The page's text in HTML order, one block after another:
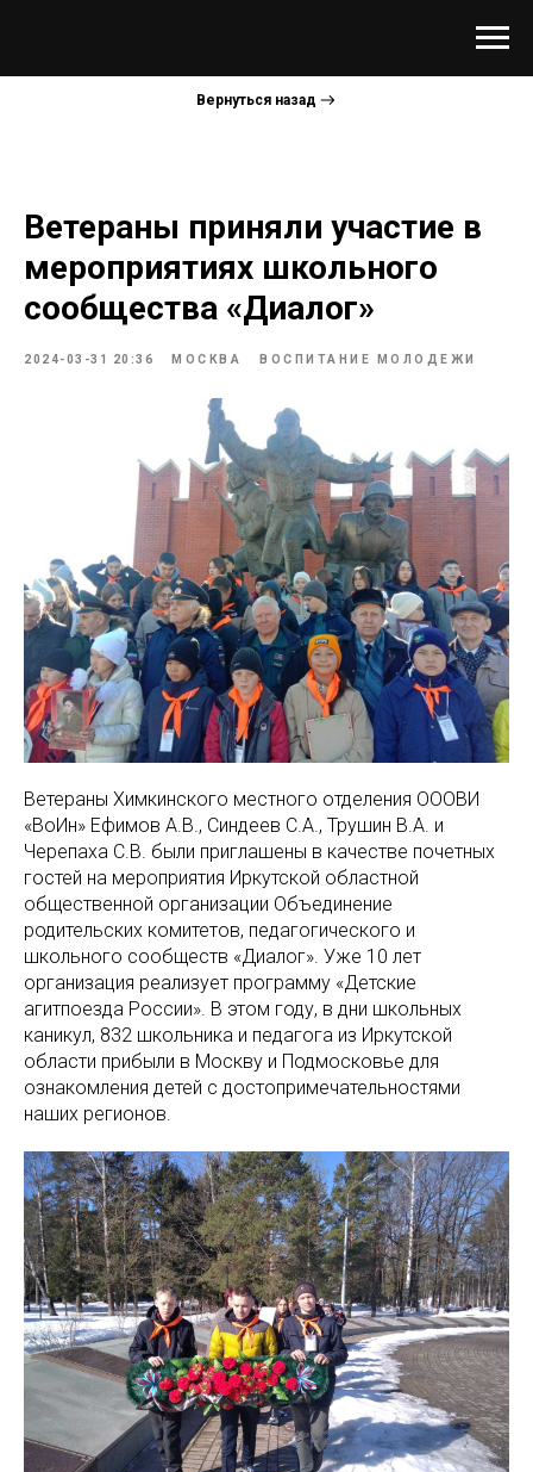
Вернуться назад
Ветераны приняли участие в
мероприятиях школьного
сообщества «Диалог»
2024-03-31 20:36 МОСКВА ВОСПИТАНИЕ МОЛОДЕЖИ
Ветераны Химкинского местного отделения ОООВИ
«ВоИн» Ефимов А.В., Синдеев С.А., Трушин В.А. и
Черепаха С.В. были приглашены в качестве почетных
гостей на мероприятия Иркутской областной
общественной организации Объединение
родительских комитетов, педагогического и
школьного сообществ «Диалог». Уже 10 лет
организация реализует программу «Детские
агитпоезда России». В этом году, в дни школьных
каникул, 832 школьника и педагога из Иркутской
области прибыли в Москву и Подмосковье для
ознакомления детей с достопримечательностями
наших регионов.